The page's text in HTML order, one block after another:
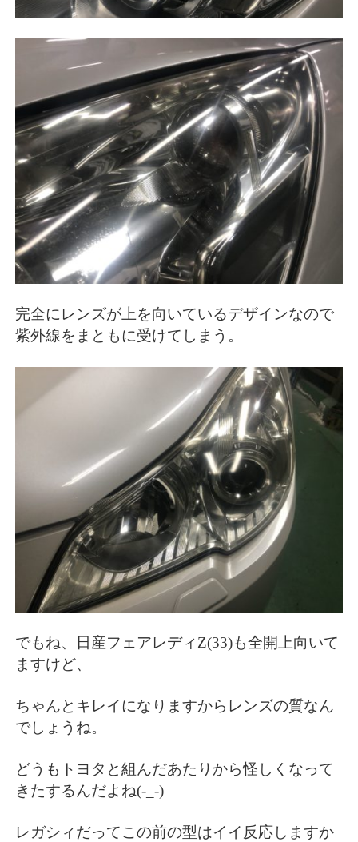
完全にレンズが上を向いているデザインなので
紫外線をまともに受けてしまう。
でもね、日産フェアレディZ(33)も全開上向いて
ますけど、
ちゃんとキレイになりますからレンズの質なん
でしょうね。
どうもトヨタと組んだあたりから怪しくなって
きたするんだよね(-_-)
レガシィだってこの前の型はイイ反応しますか